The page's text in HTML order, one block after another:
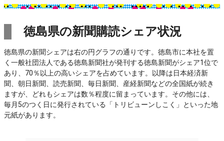
徳島県の新聞購読シェア状況
徳島県の新聞シェアは右の円グラフの通りです。徳島市に本社を置
く一般社団法人である徳島新聞社が発刊する徳島新聞がシェア1位で
あり、70％以上の高いシェアを占めています。以降は日本経済新
聞、朝日新聞、読売新聞、毎日新聞、産経新聞などの全国紙が続き
ますが、どれもシェアは数％程度に留まっています。その他には、
毎月5のつく日に発行されている「トリビューンしこく」といった地
元紙があります。